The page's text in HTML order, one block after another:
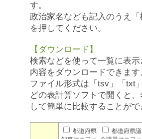
す。
政治家名なども記入のうえ
を押してください。
【ダウンロード】
検索などを使って一覧に表
内容をダウンロードできます
ファイル形式は「tsv」「txt
どの表計算ソフトで開くと
して簡単に比較することがで
都道府県
都道府県議